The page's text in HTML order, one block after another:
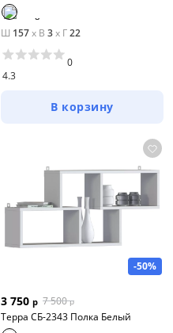
Ш 157x В 3x Г22
4.3
0
В корзину
-50%
3 750 р 7 500 р
Терра СБ-2343 Полка Белый